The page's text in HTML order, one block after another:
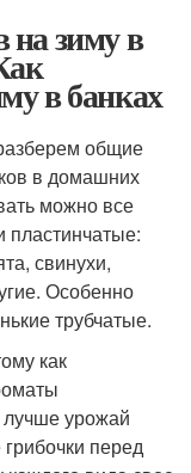
на зиму в
в банках
общие
в домашних
можно все
пластинчатые:
свинухи,
Особенно
трубчатые.
как
урожай
перед